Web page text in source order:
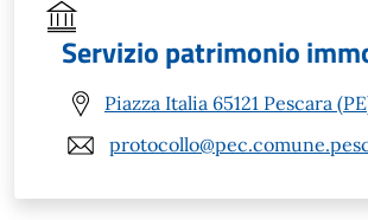
Servizio patrimonio
Piazza Italia 65121 Pescara